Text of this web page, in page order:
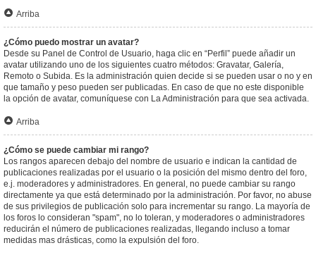
Arriba
¿Cómo puedo mostrar un avatar?
Desde su Panel de Control de Usuario, haga clic en “Perfil” puede añadir un
avatar utilizando uno de los siguientes cuatro métodos: Gravatar, Galería,
Remoto o Subida. Es la administración quien decide si se pueden usar o no y en
que tamaño y peso pueden ser publicadas. En caso de que no este disponible
la opción de avatar, comuníquese con La Administración para que sea activada.
Arriba
¿Cómo se puede cambiar mi rango?
Los rangos aparecen debajo del nombre de usuario e indican la cantidad de
publicaciones realizadas por el usuario o la posición del mismo dentro del foro,
e.j. moderadores y administradores. En general, no puede cambiar su rango
directamente ya que está determinado por la administración. Por favor, no abuse
de sus privilegios de publicación solo para incrementar su rango. La mayoría de
los foros lo consideran "spam", no lo toleran, y moderadores o administradores
reducirán el número de publicaciones realizadas, llegando incluso a tomar
medidas mas drásticas, como la expulsión del foro.